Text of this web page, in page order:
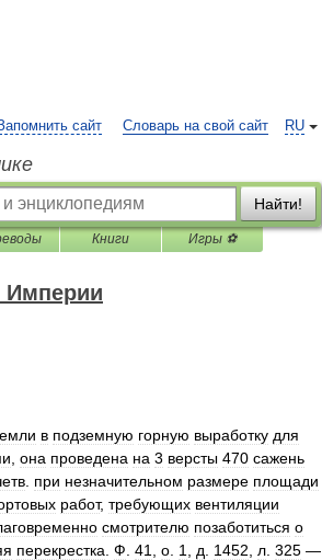
RU
сайт Словарь на свой сайт
Найти!
Книги Игры ⚽
Империи
в подземную горную выработку для
она проведена на 3 версты 470 сажень
при незначительном размере площади
работ, требующих вентиляции
смотрителю позаботиться о
перекрестка Ф 41 о 1 д 1452 л 325 —